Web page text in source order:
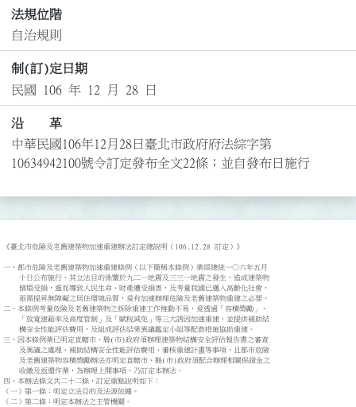
法規位階
自治規則
制(訂)定日期
民國 106 年 12 月 28 日
沿 革
中華民國106年12月28日臺北市政府府法綜字第
10634942100號令訂定發布全文22條；並自發布日施行
《臺北市危險及老舊建築物加速重建辦法訂定總說明（106.12.28 訂定）》
一、都市危險及老舊建築物加速重建條例（以下簡稱本條例）業經總統一○六年五月
二、本條例考量危險及老舊建築物之拆除重建工作推動不易，爰透過「容積獎勵」、
三、因本條例業已明定直轄市、縣(市)政府須辦理建築物結構安全評估報告書之審查
四、本辦法條文共二十二條，訂定重點說明如下：
（一）第一條：明定立法目的及法源依據。
（二）第二條：明定本辦法之主管機關。